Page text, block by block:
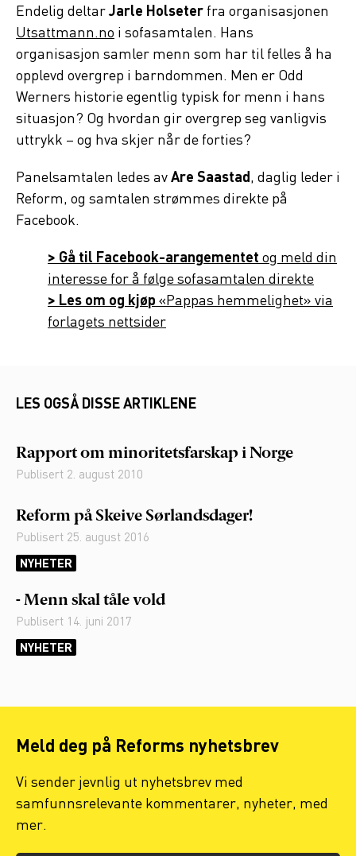
Endelig deltarJarle Holseterfra organisasjonen
Utsattmann.noi sofasamtalen. Hans
organisasjon samler menn som har til felles å ha
opplevd overgrep i barndommen. Men er Odd
Werners historie egentlig typisk for menn i hans
situasjon? Og hvordan gir overgrep seg vanligvis
uttrykk – og hva skjer når de forties?
Panelsamtalen ledes avAre Saastad, daglig leder i
Reform, og samtalen strømmes direkte på
Facebook.
> Gå til Facebook-arangementetog meld din
interesse for å følge sofasamtalen direkte
> Les om og kjøp«Pappas hemmelighet» via
forlagets nettsider
LES OGSÅ DISSE ARTIKLENE
Rapport om minoritetsfarskap i Norge
Publisert 2. august 2010
Reform på Skeive Sørlandsdager!
Publisert 25. august 2016
NYHETER
- Menn skal tåle vold
Publisert 14. juni 2017
NYHETER
Meld deg på Reforms nyhetsbrev
Vi sender jevnlig ut nyhetsbrev med
samfunnsrelevante kommentarer, nyheter, med
mer.